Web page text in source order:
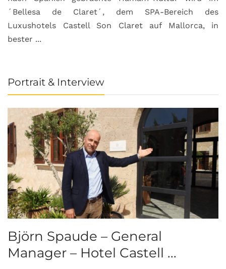
´Bellesa de Claret´, dem SPA-Bereich des
Luxushotels Castell Son Claret auf Mallorca, in
bester ...
Portrait & Interview
Björn Spaude – General
Manager – Hotel Castell ...